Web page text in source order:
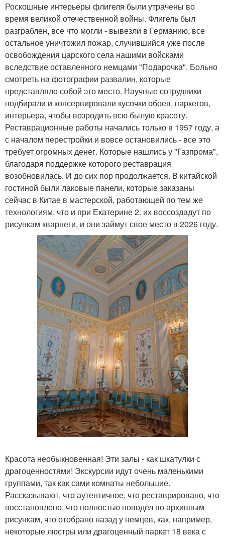
Роскошные интерьеры флигеля были утрачены во
время великой отечественной войны. Флигель был
разграблен, все что могли - вывезли в Германию, все
остальное уничтожил пожар, случившийся уже после
освобождения царского села нашими войсками
вследствие оставленного немцами "Подарочка". Больно
смотреть на фотографии развалин, которые
представляло собой это место. Научные сотрудники
подбирали и консервировали кусочки обоев, паркетов,
интерьера, чтобы возродить всю былую красоту.
Реставрационные работы начались только в 1957 году, а
с началом перестройки и вовсе остановились - все это
требует огромных денег. Которые нашлись у "Газпрома",
благодаря поддержке которого реставрация
возобновилась. И до сих пор продолжается. В китайской
гостиной были лаковые панели, которые заказаны
сейчас в Китае в мастерской, работающей по тем же
технологиям, что и при Екатерине 2. их воссоздадут по
рисункам кварнеги, и они займут свое место в 2026 году.
Красота необыкновенная! Эти залы - как шкатулки с
драгоценностями! Экскурсии идут очень маленькими
группами, так как сами комнаты небольшие.
Рассказывают, что аутентичное, что реставрировано, что
восстановлено, что полностью новодел по архивным
рисункам, что отобрано назад у немцев, как, например,
некоторые люстры или драгоценный паркет 18 века с